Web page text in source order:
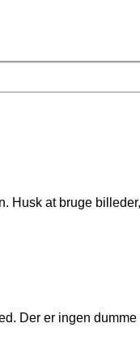
Husk at bruge
Der er ingen